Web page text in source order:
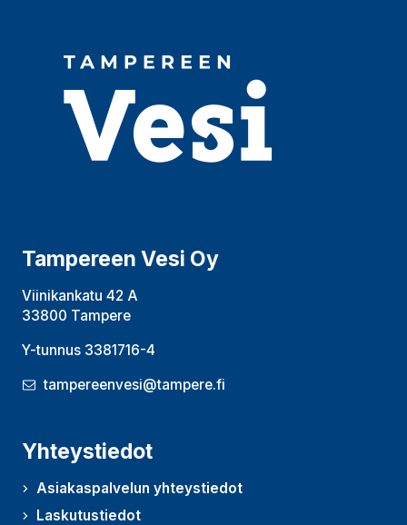
Tampereen Vesi Oy
Viinikankatu 42 A
33800 Tampere
Y-tunnus 3381716-4
tampereenvesi@tampere.fi
Yhteystiedot
Asiakaspalvelun yhteystiedot
Laskutustiedot